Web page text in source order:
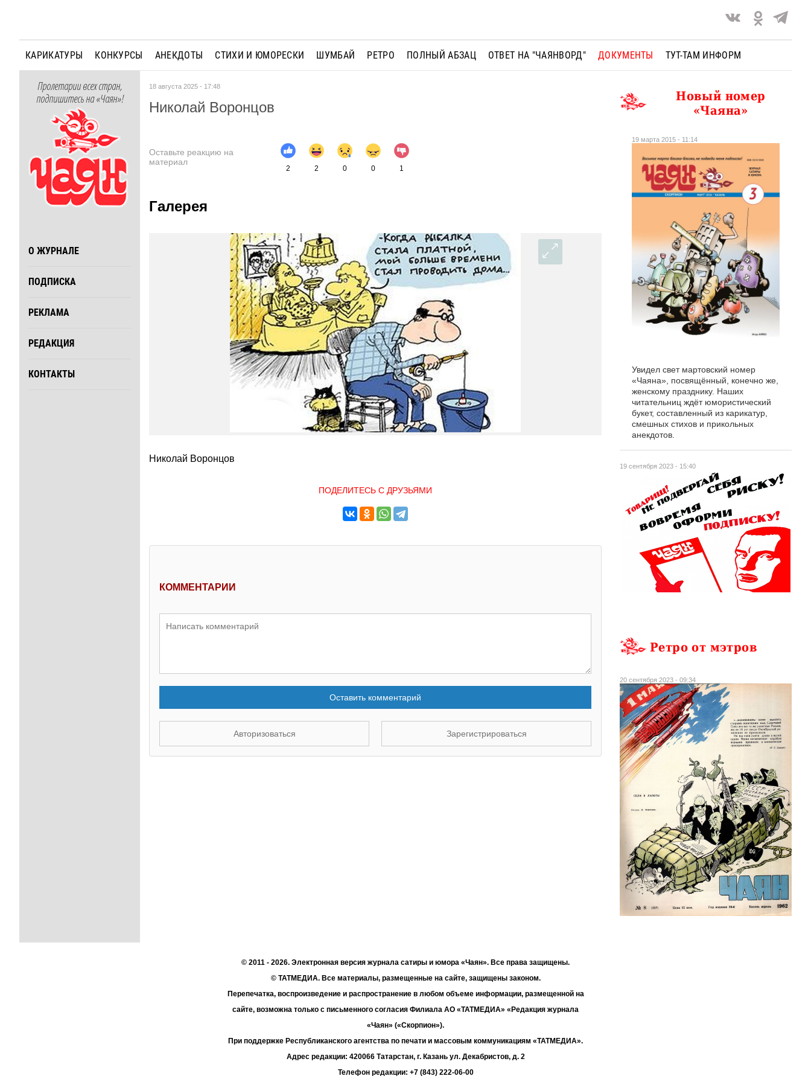
КАРИКАТУРЫ КОНКУРСЫ АНЕКДОТЫ СТИХИ И ЮМОРЕСКИ ШУМБАЙ РЕТРО ПОЛНЫЙ АБЗАЦ ОТВЕТ НА "ЧАЯНВОРД" ДОКУМЕНТЫ ТУТ-ТАМ ИНФОРМ
Пролетарии всех стран,
подпишитесь на «Чаян»!
О ЖУРНАЛЕ
ПОДПИСКА
РЕКЛАМА
РЕДАКЦИЯ
КОНТАКТЫ
18 августа 2025 - 17:48
Николай Воронцов
Оставьте реакцию на
материал
2 2 0 0 1
Галерея
Николай Воронцов
ПОДЕЛИТЕСЬ С ДРУЗЬЯМИ
КОММЕНТАРИИ
Оставить комментарий
Авторизоваться Зарегистрироваться
19 сентября 2023 - 15:40
Новый номер
«Чаяна»
19 марта 2015 - 11:14
Увидел свет мартовский номер
«Чаяна», посвящённый, конечно же,
женскому празднику. Наших
читательниц ждёт юмористический
букет, составленный из карикатур,
смешных стихов и прикольных
анекдотов.
Ретро от мэтров
20 сентября 2023 - 09:34
© 2011 - 2026. Электронная версия журнала сатиры и юмора «Чаян». Все права защищены.
© ТАТМЕДИА. Все материалы, размещенные на сайте, защищены законом.
Перепечатка, воспроизведение и распространение в любом объеме информации, размещенной на
сайте, возможна только с письменного согласия Филиала АО «ТАТМЕДИА» «Редакция журнала
«Чаян» («Скорпион»).
При поддержке Республиканского агентства по печати и массовым коммуникациям «ТАТМЕДИА».
Адрес редакции: 420066 Татарстан, г. Казань ул. Декабристов, д. 2
Телефон редакции: +7 (843) 222-06-00